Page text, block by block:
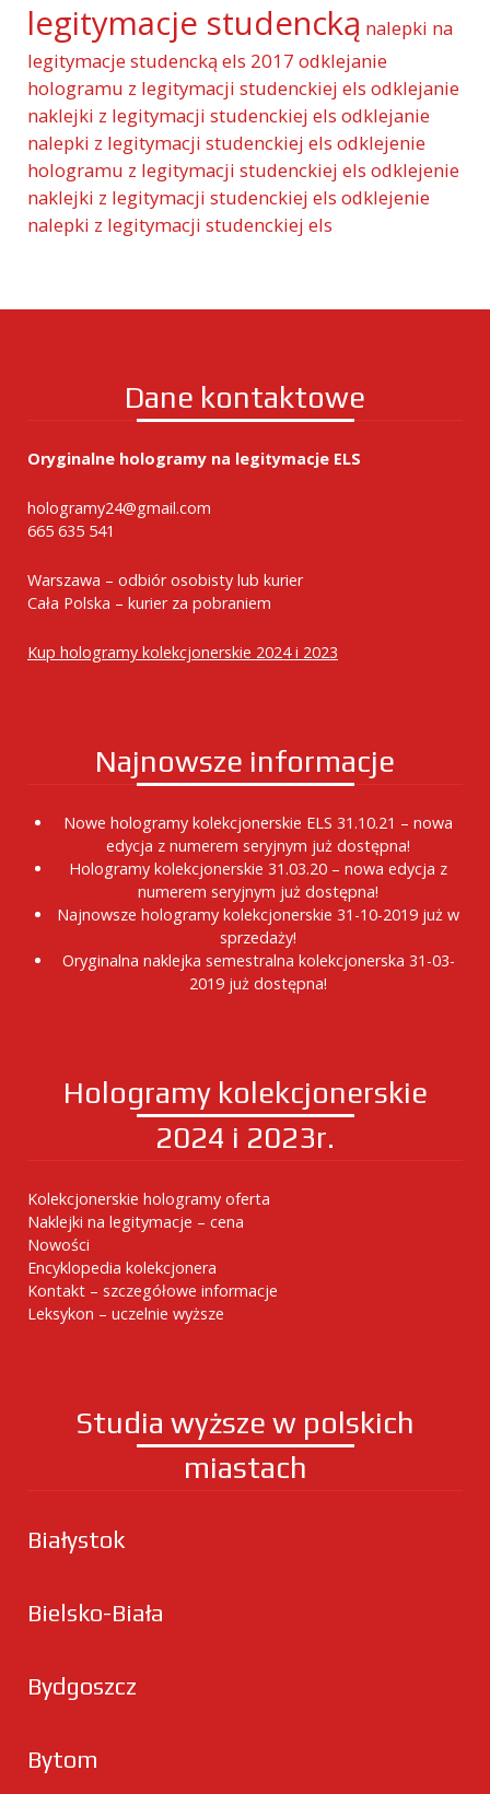
legitymacje studencką nalepki na
legitymacje studencką els 2017 odklejanie
hologramu z legitymacji studenckiej els odklejanie
naklejki z legitymacji studenckiej els odklejanie
nalepki z legitymacji studenckiej els odklejenie
hologramu z legitymacji studenckiej els odklejenie
naklejki z legitymacji studenckiej els odklejenie
nalepki z legitymacji studenckiej els
Dane kontaktowe
Oryginalne hologramy na legitymacje ELS
hologramy24@gmail.com
665 635 541
Warszawa – odbiór osobisty lub kurier
Cała Polska – kurier za pobraniem
Kup hologramy kolekcjonerskie 2024 i 2023
Najnowsze informacje
Nowe hologramy kolekcjonerskie ELS 31.10.21 – nowa
edycja z numerem seryjnym już dostępna!
Hologramy kolekcjonerskie 31.03.20 – nowa edycja z
numerem seryjnym już dostępna!
Najnowsze hologramy kolekcjonerskie 31-10-2019 już w
sprzedaży!
Oryginalna naklejka semestralna kolekcjonerska 31-03-
2019 już dostępna!
Hologramy kolekcjonerskie
2024 i 2023r.
Kolekcjonerskie hologramy oferta
Naklejki na legitymacje – cena
Nowości
Encyklopedia kolekcjonera
Kontakt – szczegółowe informacje
Leksykon – uczelnie wyższe
Studia wyższe w polskich
miastach
Białystok
Bielsko-Biała
Bydgoszcz
Bytom